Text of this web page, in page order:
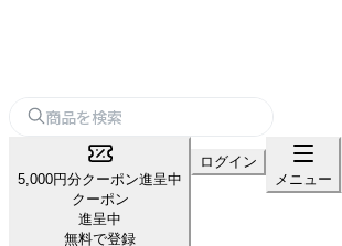
5,000円分クーポン進呈中
クーポン
進呈中
無料で登録
ログイン
メニュー